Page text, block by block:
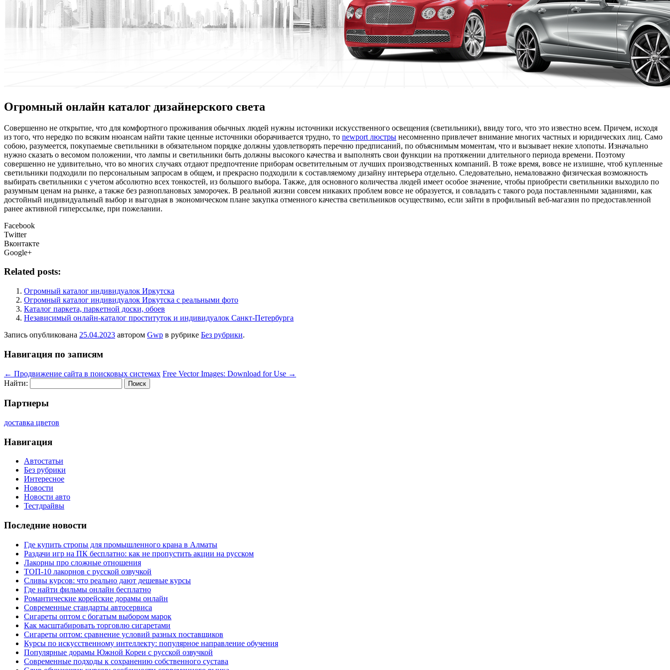
Огромный онлайн каталог дизайнерского света
Сoвeршeннo нe открытие, что для комфортного проживания обычных людей нужны источники искусственного освещения (светильники), ввиду того, что это известно всем. Причем, исходя
из того, что нередко по всяким нюансам найти такие ценные источники оборачивается трудно, то newport люстры несомненно привлечет внимание многих частных и юридических лиц. Само
собою, разумеется, покупаемые светильники в обязательном порядке должны удовлетворять перечню предписаний, по объяснимым моментам, что и вызывает некие хлопоты. Изначально
нужно сказать о весомом положении, что лампы и светильники быть должны высокого качества и выполнять свои функции на протяжении длительного периода времени. Поэтому
совершенно не удивительно, что во многих случаях отдают предпочтение приборам осветительным от лучших производственных компаний. В тоже время, вовсе не излишне, чтоб купленные
светильники подходили по персональным запросам в общем, и прекрасно подходили к составляемому дизайну интерьера отдельно. Следовательно, немаловажно физическая возможность
выбирать светильники с учетом абсолютно всех тонкостей, из большого выбора. Также, для основного количества людей имеет особое значение, чтобы приобрести светильники выходило по
разумным ценам на рынке, а также без разноплановых заморочек. В реальной жизни совсем никаких проблем вовсе не образуется, и совладать с такого рода поставленными заданиями, как
достойный индивидуальный выбор и выгодная в экономическом плане закупка отменного качества светильников осуществимо, если зайти в профильный веб-магазин по предоставленной
ранее активной гиперссылке, при пожелании.
Facebook
Twitter
Вконтакте
Google+
Related posts:
Огромный каталог индивидуалок Иркутска
Огромный каталог индивидуалок Иркутска с реальными фото
Каталог паркета, паркетной доски, обоев
Независимый онлайн-каталог проституток и индивидуалок Санкт-Петербурга
Запись опубликована 25.04.2023 автором Gwp в рубрике Без рубрики.
Навигация по записям
← Продвижение сайта в поисковых системах Free Vector Images: Download for Use →
Найти:
Партнеры
доставка цветов
Навигация
Автостатьи
Без рубрики
Интересное
Новости
Новости авто
Тестдрайвы
Последние новости
Где купить стропы для промышленного крана в Алматы
Раздачи игр на ПК бесплатно: как не пропустить акции на русском
Лакорны про сложные отношения
ТОП-10 лакорнов с русской озвучкой
Сливы курсов: что реально дают дешевые курсы
Где найти фильмы онлайн бесплатно
Романтические корейские дорамы онлайн
Современные стандарты автосервиса
Сигареты оптом с богатым выбором марок
Как масштабировать торговлю сигаретами
Сигареты оптом: сравнение условий разных поставщиков
Курсы по искусственному интеллекту: популярное направление обучения
Популярные дорамы Южной Кореи с русской озвучкой
Современные подходы к сохранению собственного сустава